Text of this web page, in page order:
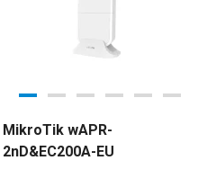
MikroTik wAPR-
2nD&EC200A-EU